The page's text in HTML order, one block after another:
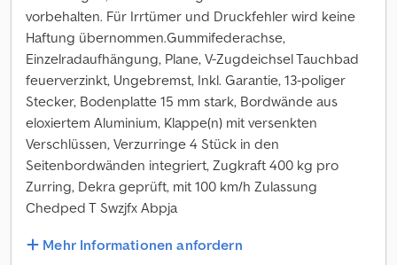
vorbehalten. Für Irrtümer und Druckfehler wird keine
Haftung übernommen.Gummifederachse,
Einzelradaufhängung, Plane, V-Zugdeichsel Tauchbad
feuerverzinkt, Ungebremst, Inkl. Garantie, 13-poliger
Stecker, Bodenplatte 15 mm stark, Bordwände aus
eloxiertem Aluminium, Klappe(n) mit versenkten
Verschlüssen, Verzurringe 4 Stück in den
Seitenbordwänden integriert, Zugkraft 400 kg pro
Zurring, Dekra geprüft, mit 100 km/h Zulassung
Chedped T Swzjfx Abpja
Mehr Informationen anfordern